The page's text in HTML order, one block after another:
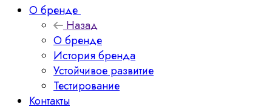
О бренде
Назад
О бренде
История бренда
Устойчивое развитие
Тестирование
Контакты